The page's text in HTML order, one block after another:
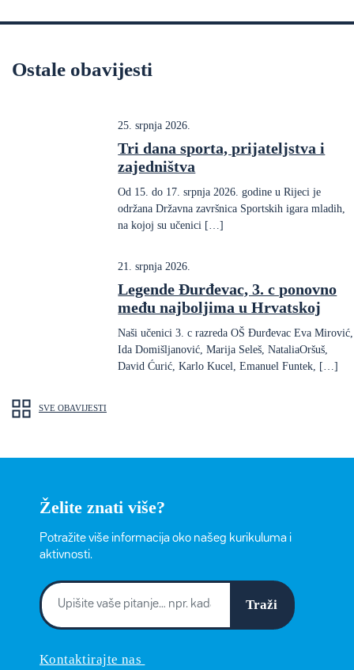
Ostale obavijesti
25. srpnja 2026.
Tri dana sporta, prijateljstva i
zajedništva
Od 15. do 17. srpnja 2026. godine u Rijeci je
održana Državna završnica Sportskih igara mladih,
na kojoj su učenici […]
21. srpnja 2026.
Legende Đurđevac, 3. c ponovno
među najboljima u Hrvatskoj
Naši učenici 3. c razreda OŠ Đurđevac Eva Mirović,
Ida Domišljanović, Marija Seleš, NataliaOršuš,
David Ćurić, Karlo Kucel, Emanuel Funtek, […]
SVE OBAVIJESTI
Želite znati više?
Potražite više informacija oko našeg kurikuluma i
aktivnosti.
Traži
Kontaktirajte nas